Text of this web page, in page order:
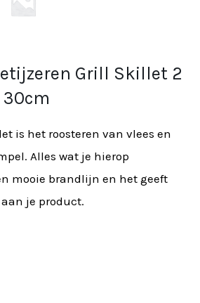
Grill Skillet 2
is het roosteren van vlees en
Alles wat je hierop
mooie brandlijn en het geeft
je product.